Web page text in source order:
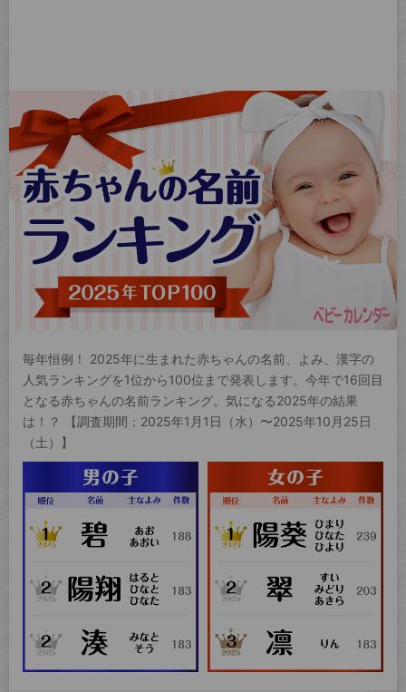
毎年恒例！ 2025年に生まれた赤ちゃんの名前、よみ、漢字の
人気ランキングを1位から100位まで発表します。今年で16回目
となる赤ちゃんの名前ランキング。気になる2025年の結果
は！？ 【調査期間：2025年1月1日（水）〜2025年10月25日
（土）】